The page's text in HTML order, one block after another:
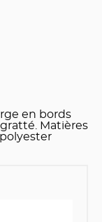
en bords
Matières